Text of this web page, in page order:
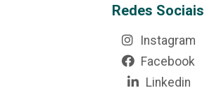
Redes Sociais
Instagram
Facebook
Linkedin